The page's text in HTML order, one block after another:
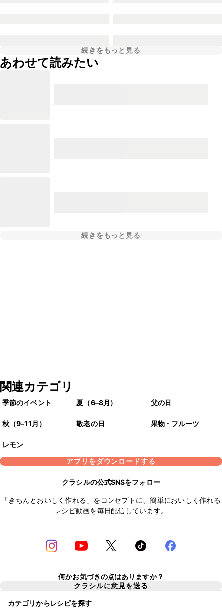
続きをもっと見る
あわせて読みたい
続きをもっと見る
関連カテゴリ
季節のイベント 夏（6–8月） 父の日
秋（9–11月） 敬老の日 果物・フルーツ
レモン
アプリをダウンロードする
クラシルの公式SNSをフォロー
「きちんとおいしく作れる」をコンセプトに、簡単においしく作れる
レシピ動画を毎日配信しています。
何かお気づきの点はありますか？
クラシルに意見を送る
カテゴリからレシピを探す